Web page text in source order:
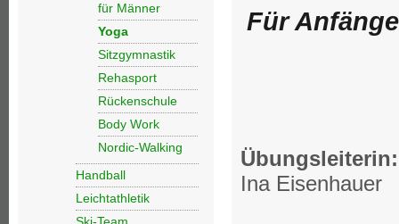
für Männer
Yoga
Sitzgymnastik
Rehasport
Rückenschule
Body Work
Nordic-Walking
Handball
Leichtathletik
Für
Übungsleiterin:
Ina Eisenhauer